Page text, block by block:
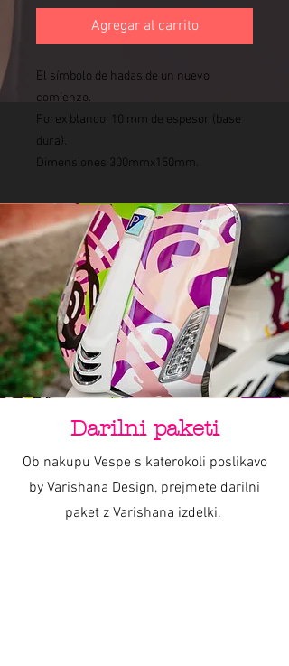
Agregar al carrito
El símbolo de hadas de un nuevo
comienzo.
Forex blanco, 10 mm de espesor (base
dura).
Dimensiones 300mmx150mm.
Darilni paketi
Ob nakupu Vespe s katerokoli poslikavo
by Varishana Design, prejmete darilni
paket z Varishana izdelki.